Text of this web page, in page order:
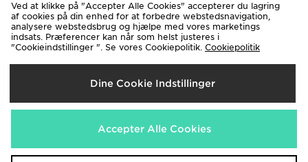
Forsendelse Til
Danmark
Vi accepterer de følgende betalingsmetoder
Ved at klikke på "Accepter Alle Cookies" accepterer du lagring
af cookies på din enhed for at forbedre webstedsnavigation,
analysere webstedsbrug og hjælpe med vores marketings
indsats. Præferencer kan når som helst justeres i
"Cookieindstillinger ". Se vores Cookiepolitik. Cookiepolitik
Dine Cookie Indstillinger
Accepter Alle Cookies